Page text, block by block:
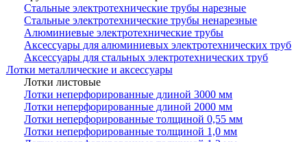
Стальные электротехнические трубы нарезные
Стальные электротехнические трубы ненарезные
Алюминиевые электротехнические трубы
Аксессуары для алюминиевых электротехнических труб
Аксессуары для стальных электротехнических труб
Лотки металлические и аксессуары
Лотки листовые
Лотки неперфорированные длиной 3000 мм
Лотки неперфорированные длиной 2000 мм
Лотки неперфорированные толщиной 0,55 мм
Лотки неперфорированные толщиной 1,0 мм